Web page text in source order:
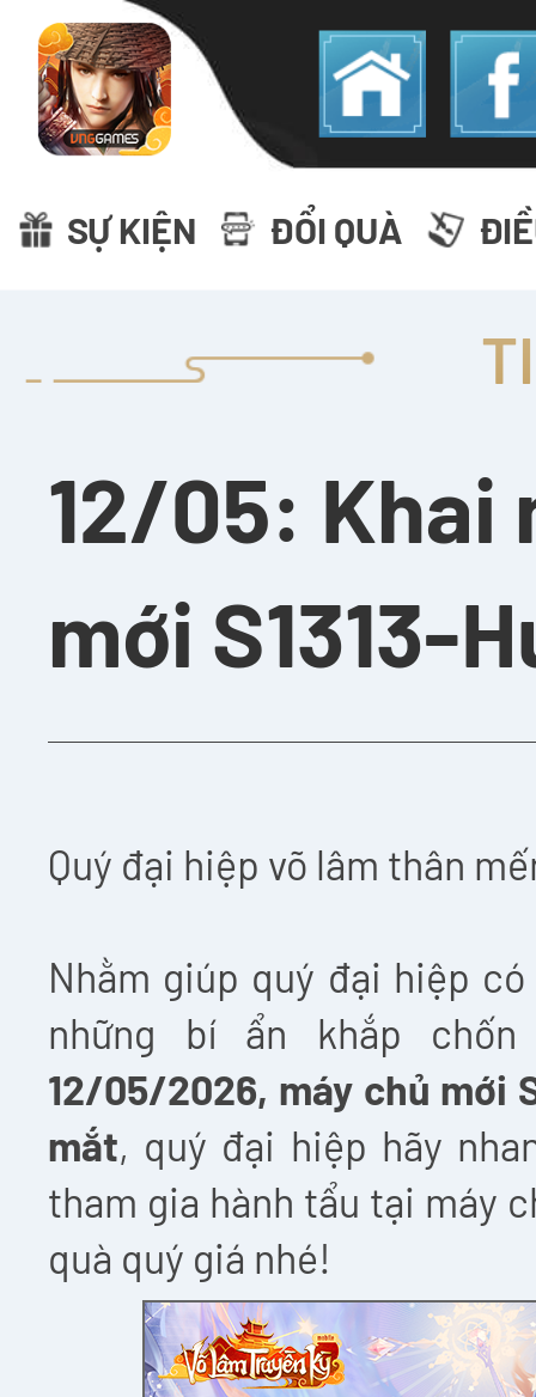
12/05: Khai
mới S1313-
Quý đại hiệp võ lâm thân
Nhằm giúp quý đại hiệp
những bí ẩn khắp
12/05/2026, máy chủ mới
mắt, quý đại hiệp hãy
tham gia hành tẩu tại máy
quà quý giá nhé!
SỰ KIỆN ĐỔI QUÀ